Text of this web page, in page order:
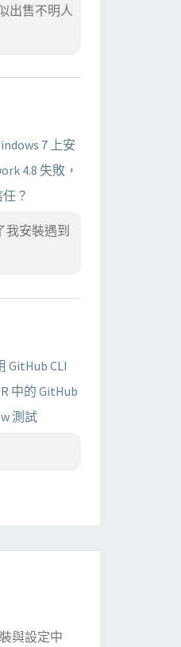
出售不明人
7 上安
4.8 失敗，
？
我安裝遇到
GitHub CLI
中的 GitHub
測試
與設定中